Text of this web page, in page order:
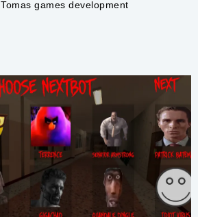
Tomas games development